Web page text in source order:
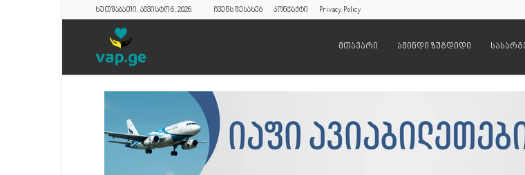
ხუთშაბათი, აგვისტო 6, 2026 ჩვენს შესახებ კონტაქტი Privacy Policy
მთავარი ამინდი ზუგდიდი